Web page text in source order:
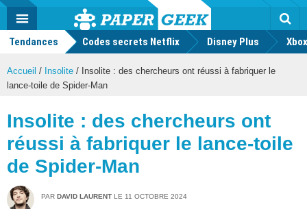
Actu
geek
MENU
Tendances Codes secrets Netflix Disney Plus
Accueil / Insolite / Insolite : des chercheurs ont réussi à fabriquer le
lance-toile de Spider-Man
Insolite : des chercheurs ont
réussi à fabriquer le lance-toile
de Spider-Man
PAR DAVID LAURENT LE 11 OCTOBRE 2024
Mode
FacebookTwitter Youtube